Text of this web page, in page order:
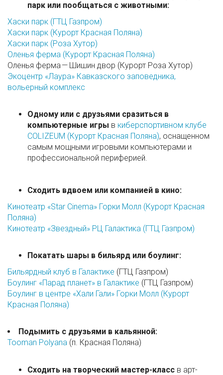
парк или пообщаться с животными:
Хаски парк (ГТЦ Газпром)
Хаски парк (Курорт Красная Поляна)
Хаски парк (Роза Хутор)
Оленья ферма (Курорт Красная Поляна)
Оленья ферма — Шишин двор (Курорт Роза Хутор)
Экоцентр «Лаура» Кавказского заповедника,
вольерный комплекс
Одному или с друзьями сразиться в
компьютерные игры в киберспортивном клубе
COLIZEUM (Курорт Красная Поляна), оснащенном
самым мощными игровыми компьютерами и
профессиональной периферией.
Сходить вдвоем или компанией в кино:
Кинотеатр «Star Cinema» Горки Молл (Курорт Красная
Поляна)
Кинотеатр «Звездный» РЦ Галактика (ГТЦ Газпром)
Покатать шары в бильярд или боулинг:
Бильярдный клуб в Галактике (ГТЦ Газпром)
Боулинг «Парад планет» в Галактике (ГТЦ Газпром)
Боулинг в центре «Хали Гали» Горки Молл (Курорт
Красная Поляна)
Подымить с друзьями в кальянной:
Tooman Polyana (п. Красная Поляна)
Сходить на творческий мастер-класс в арт-